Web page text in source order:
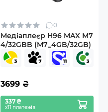
0
Медіаплеєр H96 MAX M7
4/32GBB (M7_4GB/32GB)
3699 ₴
337 ₴
х11 платежів